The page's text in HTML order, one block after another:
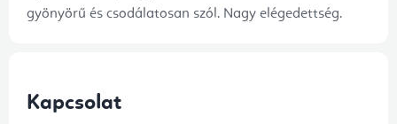
gyönyörű és csodálatosan szól. Nagy elégedettség.
Kapcsolat